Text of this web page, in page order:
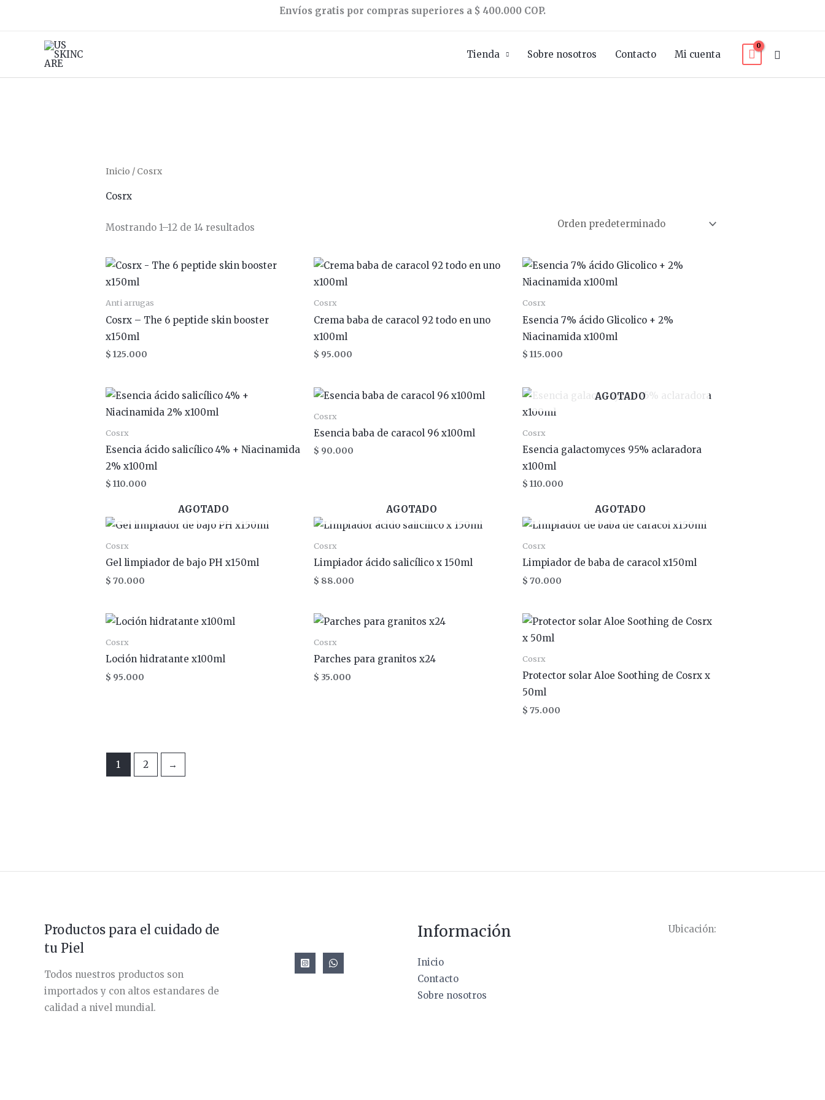
contenido
Envíos gratis por compras superiores a $ 400.000 COP.
Tienda Sobre nosotros Contacto Mi cuenta Buscar
Inicio / Cosrx
Cosrx
Mostrando 1–12 de 14 resultados
Anti arrugas
Cosrx – The 6 peptide skin booster
x150ml
$ 125.000
Cosrx
Crema baba de caracol 92 todo en uno
x100ml
$ 95.000
Cosrx
Esencia 7% ácido Glicolico + 2%
Niacinamida x100ml
$ 115.000
Cosrx
Esencia ácido salicílico 4% + Niacinamida
2% x100ml
$ 110.000
Cosrx
Esencia baba de caracol 96 x100ml
$ 90.000
AGOTADO
Cosrx
Esencia galactomyces 95% aclaradora
x100ml
$ 110.000
AGOTADO
Cosrx
Gel limpiador de bajo PH x150ml
$ 70.000
AGOTADO
Cosrx
Limpiador ácido salicílico x 150ml
$ 88.000
AGOTADO
Cosrx
Limpiador de baba de caracol x150ml
$ 70.000
Cosrx
Loción hidratante x100ml
$ 95.000
Cosrx
Parches para granitos x24
$ 35.000
Cosrx
Protector solar Aloe Soothing de Cosrx x
50ml
$ 75.000
1 2 →
Productos para el cuidado de
tu Piel
Todos nuestros productos son
importados y con altos estandares de
calidad a nivel mundial.
Información
Inicio
Contacto
Sobre nosotros
Ubicación: